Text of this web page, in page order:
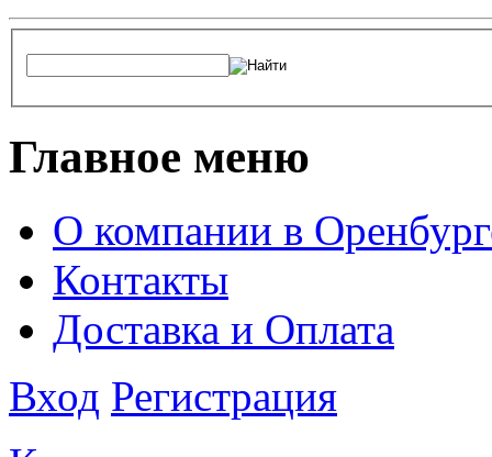
Главное меню
О компании в
Контакты
Доставка и Оплата
Вход Регистрация